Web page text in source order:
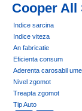
Cooper All
Indice sarcina
Indice viteza
An fabricatie
Eficienta consum
Aderenta carosabil
Nivel zgomot
Treapta zgomot
Tip Auto